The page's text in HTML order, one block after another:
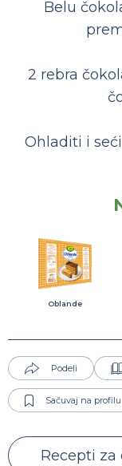
Belu
2 rebra
Ohladiti i
Oblande
Podeli
Sačuvaj na profilu
Recepti za